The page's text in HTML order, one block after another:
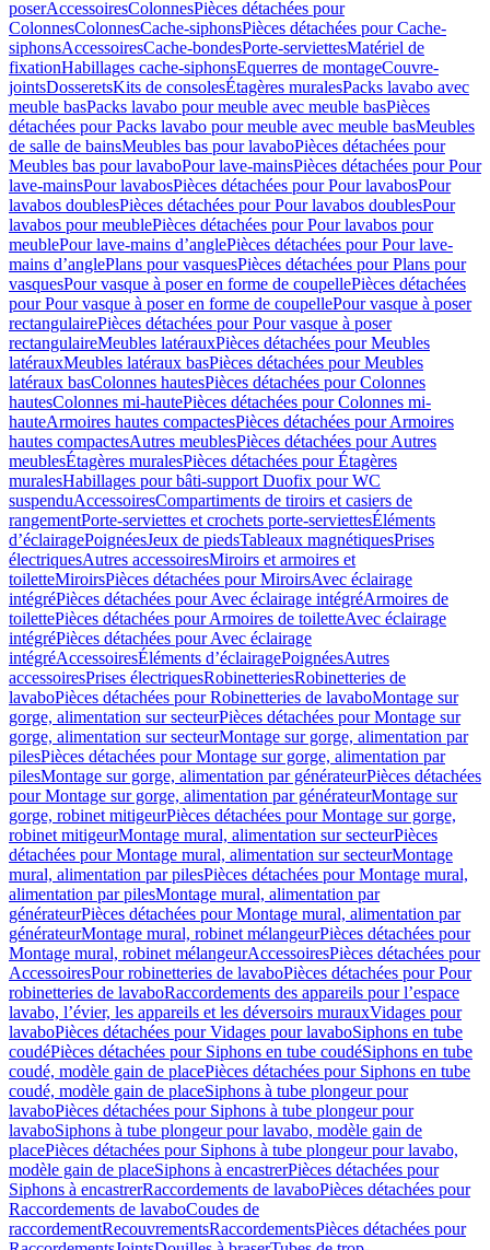
poserAccessoiresColonnesPièces détachées pour
ColonnesColonnesCache-siphonsPièces détachées pour Cache-
siphonsAccessoiresCache-bondesPorte-serviettesMatériel de
fixationHabillages cache-siphonsEquerres de montageCouvre-
jointsDosseretsKits de consolesÉtagères muralesPacks lavabo avec
meuble basPacks lavabo pour meuble avec meuble basPièces
détachées pour Packs lavabo pour meuble avec meuble basMeubles
de salle de bainsMeubles bas pour lavaboPièces détachées pour
Meubles bas pour lavaboPour lave-mainsPièces détachées pour Pour
lave-mainsPour lavabosPièces détachées pour Pour lavabosPour
lavabos doublesPièces détachées pour Pour lavabos doublesPour
lavabos pour meublePièces détachées pour Pour lavabos pour
meublePour lave-mains d’anglePièces détachées pour Pour lave-
mains d’anglePlans pour vasquesPièces détachées pour Plans pour
vasquesPour vasque à poser en forme de coupellePièces détachées
pour Pour vasque à poser en forme de coupellePour vasque à poser
rectangulairePièces détachées pour Pour vasque à poser
rectangulaireMeubles latérauxPièces détachées pour Meubles
latérauxMeubles latéraux basPièces détachées pour Meubles
latéraux basColonnes hautesPièces détachées pour Colonnes
hautesColonnes mi-hautePièces détachées pour Colonnes mi-
hauteArmoires hautes compactesPièces détachées pour Armoires
hautes compactesAutres meublesPièces détachées pour Autres
meublesÉtagères muralesPièces détachées pour Étagères
muralesHabillages pour bâti-support Duofix pour WC
suspenduAccessoiresCompartiments de tiroirs et casiers de
rangementPorte-serviettes et crochets porte-serviettesÉléments
d’éclairagePoignéesJeux de piedsTableaux magnétiquesPrises
électriquesAutres accessoiresMiroirs et armoires et
toiletteMiroirsPièces détachées pour MiroirsAvec éclairage
intégréPièces détachées pour Avec éclairage intégréArmoires de
toilettePièces détachées pour Armoires de toiletteAvec éclairage
intégréPièces détachées pour Avec éclairage
intégréAccessoiresÉléments d’éclairagePoignéesAutres
accessoiresPrises électriquesRobinetteriesRobinetteries de
lavaboPièces détachées pour Robinetteries de lavaboMontage sur
gorge, alimentation sur secteurPièces détachées pour Montage sur
gorge, alimentation sur secteurMontage sur gorge, alimentation par
pilesPièces détachées pour Montage sur gorge, alimentation par
pilesMontage sur gorge, alimentation par générateurPièces détachées
pour Montage sur gorge, alimentation par générateurMontage sur
gorge, robinet mitigeurPièces détachées pour Montage sur gorge,
robinet mitigeurMontage mural, alimentation sur secteurPièces
détachées pour Montage mural, alimentation sur secteurMontage
mural, alimentation par pilesPièces détachées pour Montage mural,
alimentation par pilesMontage mural, alimentation par
générateurPièces détachées pour Montage mural, alimentation par
générateurMontage mural, robinet mélangeurPièces détachées pour
Montage mural, robinet mélangeurAccessoiresPièces détachées pour
AccessoiresPour robinetteries de lavaboPièces détachées pour Pour
robinetteries de lavaboRaccordements des appareils pour l’espace
lavabo, l’évier, les appareils et les déversoirs murauxVidages pour
lavaboPièces détachées pour Vidages pour lavaboSiphons en tube
coudéPièces détachées pour Siphons en tube coudéSiphons en tube
coudé, modèle gain de placePièces détachées pour Siphons en tube
coudé, modèle gain de placeSiphons à tube plongeur pour
lavaboPièces détachées pour Siphons à tube plongeur pour
lavaboSiphons à tube plongeur pour lavabo, modèle gain de
placePièces détachées pour Siphons à tube plongeur pour lavabo,
modèle gain de placeSiphons à encastrerPièces détachées pour
Siphons à encastrerRaccordements de lavaboPièces détachées pour
Raccordements de lavaboCoudes de
raccordementRecouvrementsRaccordementsPièces détachées pour